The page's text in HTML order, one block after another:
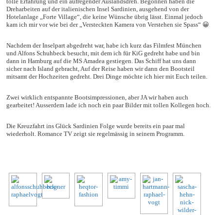
Dreharbeiten auf der italienischen Insel Sardinien, ausgehend von der
Hotelanlage „Forte Village“, die keine Wünsche übrig lässt. Einmal jedoch
kam ich mir vor wie bei der „Versteckten Kamera von Verstehen sie Spass“ 😀
Nachdem der Inselpart abgedreht war, habe ich kurz das Filmfest München
und Alfons Schuhbeck besucht, mit dem ich für KiG gedreht habe und bin
dann in Hamburg auf die MS Amadea gestiegen. Das Schiff hat uns dann
sicher nach Island gebracht, Auf der Reise haben wir dann den Bootsteil
mitsamt der Hochzeiten gedreht. Drei Dinge möchte ich hier mit Euch teilen.
Zwei wirklich entspannte Bootsimpressionen, aber JA wir haben auch
gearbeitet! Ausserdem lade ich noch ein paar Bilder mit tollen Kollegen hoch.
Die Kreuzfahrt ins Glück Sardinien Folge wurde bereits ein paar mal
wiederholt. Romance TV zeigt sie regelmässig in seinem Programm.